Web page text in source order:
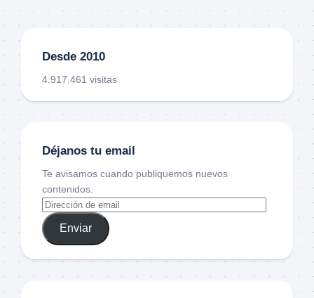
Desde 2010
4.917.461 visitas
Déjanos tu email
Te avisamos cuando publiquemos nuevos
contenidos.
Enviar